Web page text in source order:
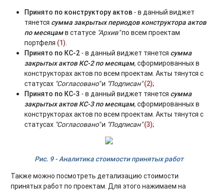
Принято по конструктору актов - в данный виджет
тянется сумма закрытых периодов конструктора актов
по месяцамв статусе "Архив"по всем проектам
портфеля (1).
Принято по КС-2 - в данный виджет тянется сумма
закрытых актов КС-2 по месяцам, сформированных в
конструкторах актов по всем проектам. Акты тянутся с
статусах "Согласовано"и "Подписан"(2);
Принято по КС-3 - в данный виджет тянется сумма
закрытых актов КС-3 по месяцам, сформированных в
конструкторах актов по всем проектам. Акты тянутся с
статусах "Согласовано"и "Подписан"(3);
Рис. 9 - Аналитика стоимости принятых работ
Также можно посмотреть детализацию стоимости
принятых работ по проектам. Для этого нажимаем на